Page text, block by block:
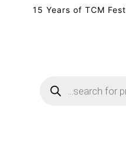
15 Years of TCM Fest
search